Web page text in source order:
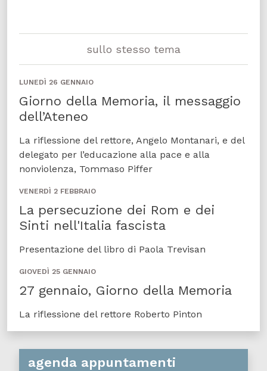
sullo stesso tema
LUNEDÌ 26 GENNAIO
Giorno della Memoria, il messaggio
dell’Ateneo
La riflessione del rettore, Angelo Montanari, e del
delegato per l’educazione alla pace e alla
nonviolenza, Tommaso Piffer
VENERDÌ 2 FEBBRAIO
La persecuzione dei Rom e dei
Sinti nell'Italia fascista
Presentazione del libro di Paola Trevisan
GIOVEDÌ 25 GENNAIO
27 gennaio, Giorno della Memoria
La riflessione del rettore Roberto Pinton
agenda appuntamenti